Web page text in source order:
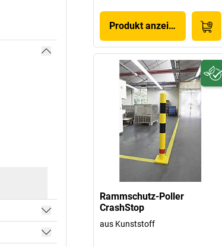
Produkt anzeigen
Rammschutz-Poller
CrashStop
aus Kunststoff